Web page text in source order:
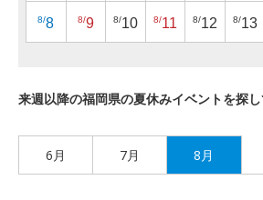
8/8 8/9 8/10 8/11 8/12 8/13
来週以降の福岡県の夏休みイベントを探
6月 7月 8月